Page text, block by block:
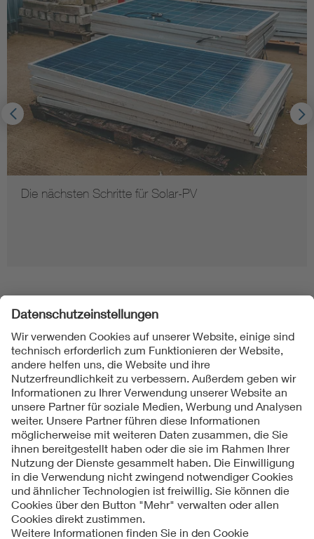
Die nächsten Schritte für Solar-PV
Folgen Sie uns
Kontakt
Impressum
Datenschutzinformationen